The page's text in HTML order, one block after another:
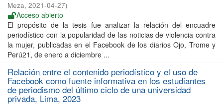
Meza, 2021-04-27)
Acceso abierto
El propósito de la tesis fue analizar la relación del encuadre
periodístico con la popularidad de las noticias de violencia contra
la mujer, publicadas en el Facebook de los diarios Ojo, Trome y
Perú21, de enero a diciembre ...
Relación entre el contenido periodístico y el uso de
Facebook como fuente informativa en los estudiantes
de periodismo del último ciclo de una universidad
privada, Lima, 2023